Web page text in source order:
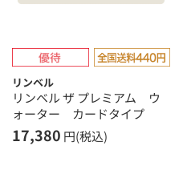
リンベル
リンベル ザ プレミアム ウ
ォーター カードタイプ
17,380 円(税込)